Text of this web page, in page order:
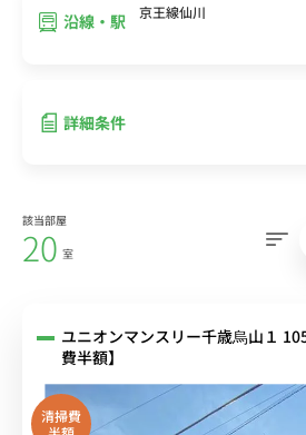
沿線・駅 京王線仙川
詳細条件
該当部屋
20 室
ユニオンマンスリー千歳烏山１
費半額】
清掃費